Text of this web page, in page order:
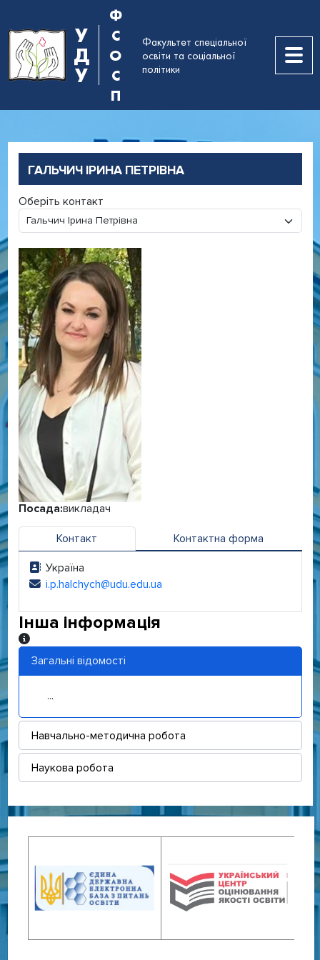
У
Д
У
Ф
С
О
С
П
Факультет спеціальної
освіти та соціальної
політики
ГАЛЬЧИЧ ІРИНА ПЕТРІВНА
Оберіть контакт
Посада:викладач
Контакт Контактна форма
Адреса:
Україна
Електронна адреса:
i.p.halchych@udu.edu.ua
Інша інформація
Інша інформація
Загальні відомості
...
Навчально-методична робота
Наукова робота